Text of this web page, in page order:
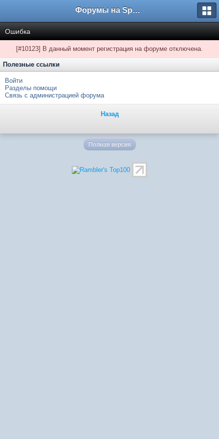
Форумы на Sportbox.ru
Ошибка
[#10123] В данный момент регистрация на форуме отключена.
Полезные ссылки
Войти
Разделы помощи
Связь с администрацией форума
Назад
Полная версия